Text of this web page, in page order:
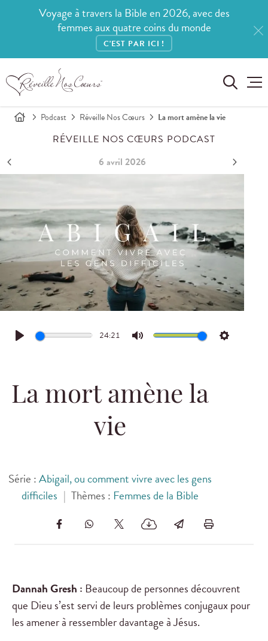
Voyage à travers la Bible en 2026, avec des
femmes aux quatre coins du monde
C'EST PAR ICI !
Podcast Réveille Nos Cœurs La mort amène la vie
RÉVEILLE NOS CŒURS PODCAST
6 avril 2026
Play
24:21
Mute Settings
La mort amène la
vie
Série :Abigail, ou comment vivre avec les gens
difficiles | Thèmes : Femmes de la Bible
Dannah Gresh : Beaucoup de personnes découvrent
que Dieu s’est servi de leurs problèmes conjugaux pour
les amener à ressembler davantage à Jésus.